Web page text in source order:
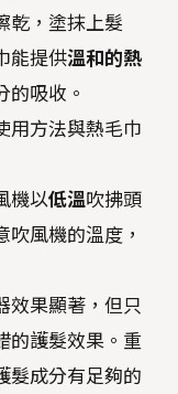
乾，塗抹上髮
能提供溫和的熱
的吸收。
用方法與熱毛巾
機以低溫吹拂頭
風機的溫度，
效果顯著，但只
的護髮效果。重
髮成分有足夠的